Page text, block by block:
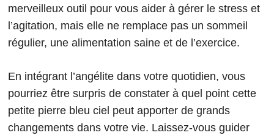
merveilleux outil pour vous aider à gérer le stress et
l’agitation, mais elle ne remplace pas un sommeil
régulier, une alimentation saine et de l’exercice.
En intégrant l’angélite dans votre quotidien, vous
pourriez être surpris de constater à quel point cette
petite pierre bleu ciel peut apporter de grands
changements dans votre vie. Laissez-vous guider